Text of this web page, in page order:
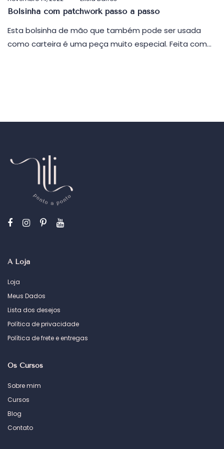
em
Bolsinha com patchwork passo a passo
Esta bolsinha de mão que também pode ser usada
como carteira é uma peça muito especial. Feita com…
A Loja
Loja
Meus Dados
Lista dos desejos
Política de privacidade
Política de frete e entregas
Os Cursos
Sobre mim
Cursos
Blog
Contato